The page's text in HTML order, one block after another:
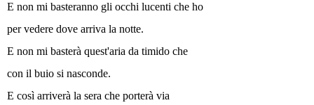
E non mi basteranno gli occhi lucenti che ho
per vedere dove arriva la notte.
E non mi basterà quest'aria da timido che
con il buio si nasconde.
E così arriverà la sera che porterà via